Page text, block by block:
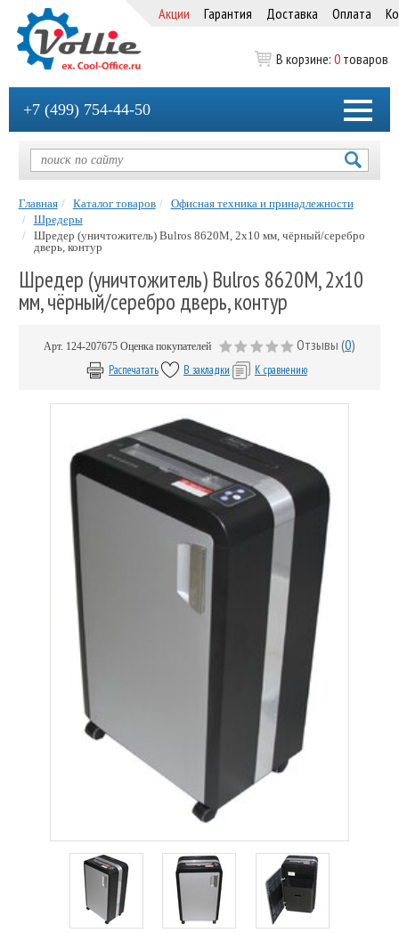
Акции Гарантия Доставка Оплата
В корзине: 0 товаров
+7 (499) 754-44-50
Главная Каталог товаров
Офисная техника и принадлежности
Шредеры
Шредер (уничтожитель) Bulros 8620M, 2х10 мм, чёрный/серебро
дверь, контур
Шредер (уничтожитель) Bulros 8620M, 2х10
мм, чёрный/серебро дверь, контур
Арт. 124-207675 Оценка покупателей Отзывы (0)
Распечатать В закладки К сравнению